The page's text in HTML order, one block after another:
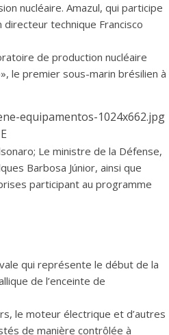
nucléaire. Amazul, qui participe
technique Francisco
de production nucléaire
le premier sous-marin brésilien à
Le ministre de la Défense,
Barbosa Júnior, ainsi que
participant au programme
qui représente le début de la
de l’enceinte de
le moteur électrique et d’autres
de manière contrôlée à